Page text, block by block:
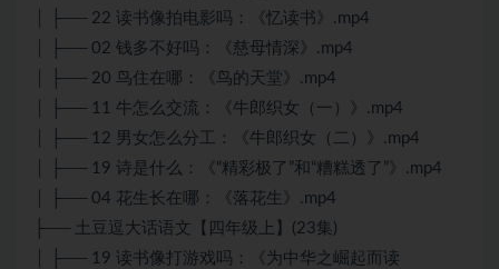
│ ├── 22 读书像拍电影吗：《忆读书》.mp4
│ ├── 02 钱多不好吗：《慈母情深》.mp4
│ ├── 20 鸟住在哪：《鸟的天堂》.mp4
│ ├── 11 牛怎么交流：《牛郎织女（一）》.mp4
│ ├── 12 男女怎么分工：《牛郎织女（二）》.mp4
│ ├── 19 诗是什么：《“精彩极了”和“糟糕透了”》.mp4
│ ├── 04 花生长在哪：《落花生》.mp4
├── 土豆逗大话语文【四年级上】(23集)
│ ├── 19 读书像打游戏吗：《为中华之崛起而读